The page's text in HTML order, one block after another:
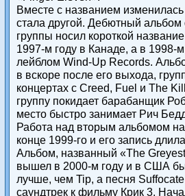
Вместе с названием
стала другой. Дебютный альбом
группы носил короткой
1997-м году в Канаде, а в
лейблом Wind-Up Records.
в вскоре после его выхода,
концертах с Creed, Fuel и The
группу покидает барабанщик
место быстро занимает Рич
Работа над вторым альбомом
конце 1999-го и его запись
Альбом, названный «The
вышел в 2000-м году и в США
лучше, чем Tip, а песня
саундтрек к фильму Крик 3.